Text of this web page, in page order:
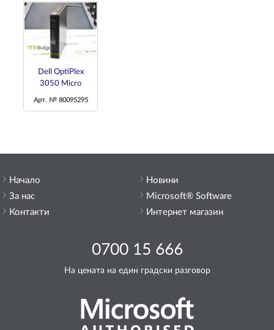
Dell OptiPlex
3050 Micro
Арт. № 80095295
Начало
За нас
Контакти
0700 15 666
На цената на един градски разговор
Новини
Microsoft® Software
Интернет магазин